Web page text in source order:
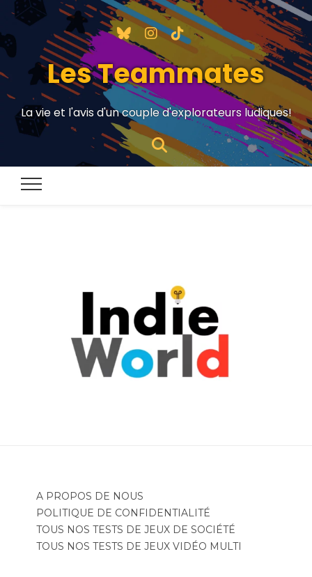
Les Teammates
La vie et l'avis d'un couple d'explorateurs ludiques!
A PROPOS DE NOUS
POLITIQUE DE CONFIDENTIALITÉ
TOUS NOS TESTS DE JEUX DE SOCIÉTÉ
TOUS NOS TESTS DE JEUX VIDÉO MULTI